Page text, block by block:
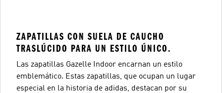
ZAPATILLAS CON SUELA DE CAUCHO
TRASLÚCIDO PARA UN ESTILO ÚNICO.
Las zapatillas Gazelle Indoor encarnan un estilo
emblemático. Estas zapatillas, que ocupan un lugar
especial en la historia de adidas, destacan por su